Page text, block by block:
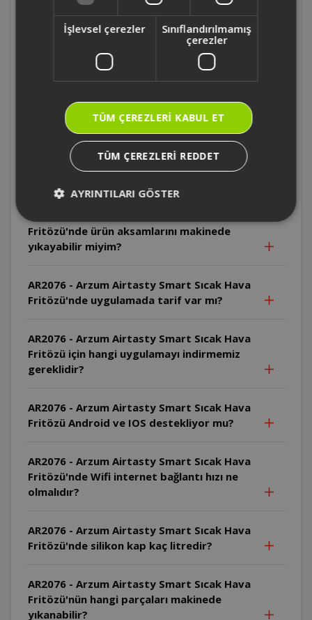
AR2076 - Arzum Airtasty Smart Sıcak Hava
Fritözü'n içinden tel ızgara çıkıyor mu? İç
malzemesi nedir?
özelliklerini kullanabilirim?
AR2076 - Arzum Airtasty Smart Sıcak Hava
Fritözü'nde camlı pişirme haznesini
Fritözü'nde ürün aksamlarını makinede
yıkayabilir miyim?
AR2076 - Arzum Airtasty Smart Sıcak Hava
Fritözü'nde uygulamada tarif var mı?
AR2076 - Arzum Airtasty Smart Sıcak Hava
Fritözü için hangi uygulamayı indirmemiz
gereklidir?
AR2076 - Arzum Airtasty Smart Sıcak Hava
Fritözü Android ve IOS destekliyor mu?
AR2076 - Arzum Airtasty Smart Sıcak Hava
Fritözü'nde Wifi internet bağlantı hızı ne
olmalıdır?
AR2076 - Arzum Airtasty Smart Sıcak Hava
Fritözü'nde silikon kap kaç litredir?
AR2076 - Arzum Airtasty Smart Sıcak Hava
Fritözü'nün hangi parçaları makinede
yıkanabilir?
İşlevsel çerezler
Sınıflandırılmamış
çerezler
TÜM ÇEREZLERI KABUL ET
TÜM ÇEREZLERI REDDET
AYRINTILARI GÖSTER